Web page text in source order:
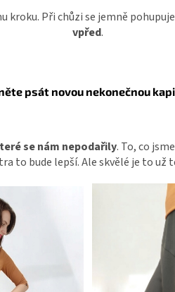
kroku. Při chůzi se jemně
vpřed.
psát novou nekonečnou
se nám nepodařily. To, co
to bude lepší. Ale skvělé je to